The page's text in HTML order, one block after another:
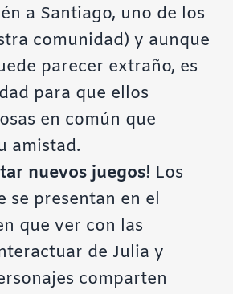
a Santiago, uno de los
comunidad) y aunque
parecer extraño, es
para que ellos
en común que
amistad.
nuevos juegos! Los
se presentan en el
que ver con las
de Julia y
comparten